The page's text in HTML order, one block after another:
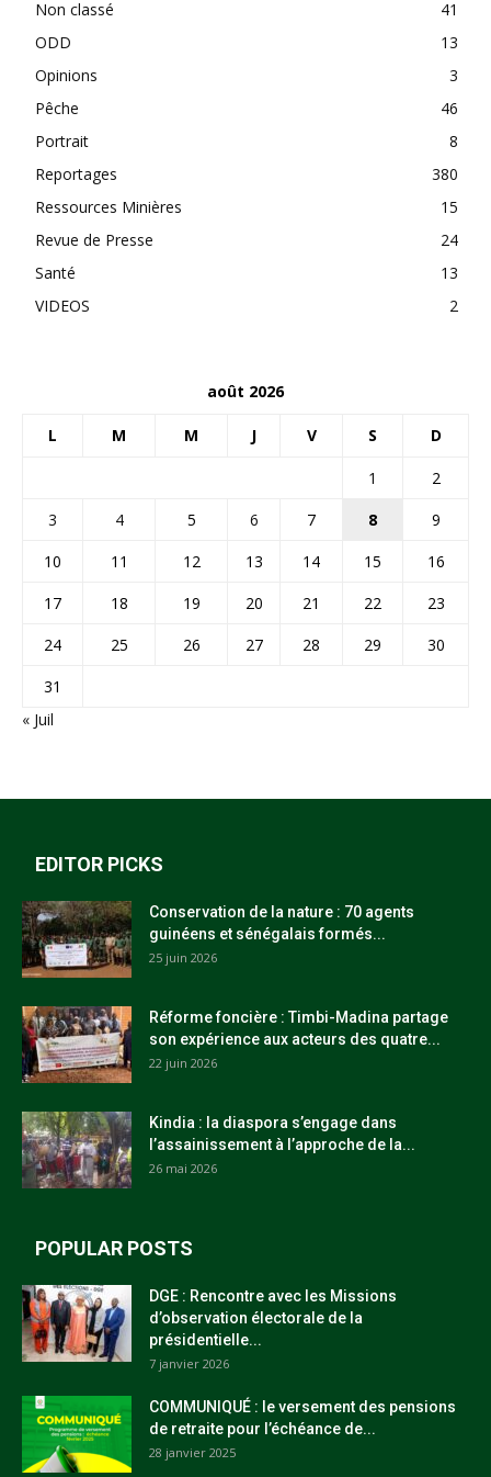
Non classé
41
ODD
13
Opinions
3
Pêche
46
Portrait
8
Reportages
380
Ressources Minières
15
Revue de Presse
24
Santé
13
VIDEOS
2
août 2026
L M M J V S D
1
2
3
4 5 6 7 8
9
10
11 12 13 14 15
16
17
18 19 20 21 22
23
24
25 26 27 28 29
30
31
« Juil
EDITOR PICKS
Conservation de la nature : 70 agents
guinéens et sénégalais formés...
25 juin 2026
Réforme foncière : Timbi-Madina partage
son expérience aux acteurs des quatre...
22 juin 2026
Kindia : la diaspora s’engage dans
l’assainissement à l’approche de la...
26 mai 2026
POPULAR POSTS
DGE : Rencontre avec les Missions
d’observation électorale de la
présidentielle...
7 janvier 2026
COMMUNIQUÉ : le versement des pensions
de retraite pour l’échéance de...
28 janvier 2025